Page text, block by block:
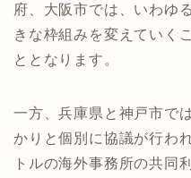
府、大阪市では、いわゆ
きな枠組みを変えていく
ととなります。
一方、兵庫県と神戸市で
かりと個別に協議が行わ
トルの海外事務所の共同